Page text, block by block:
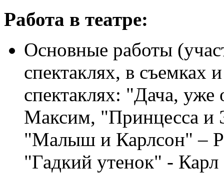
Работа в театре:
Основные работы
спектаклях, в съемках
спектаклях: "Дача, уже
Максим, "Принцесса
"Малыш и Карлсон" –
"Гадкий утенок" - Карл